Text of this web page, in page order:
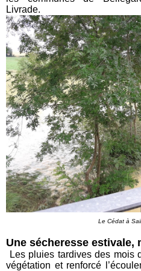
Livrade.
Le Cédat à
Une sécheresse estivale,
Les pluies tardives des mois
végétation et renforcé